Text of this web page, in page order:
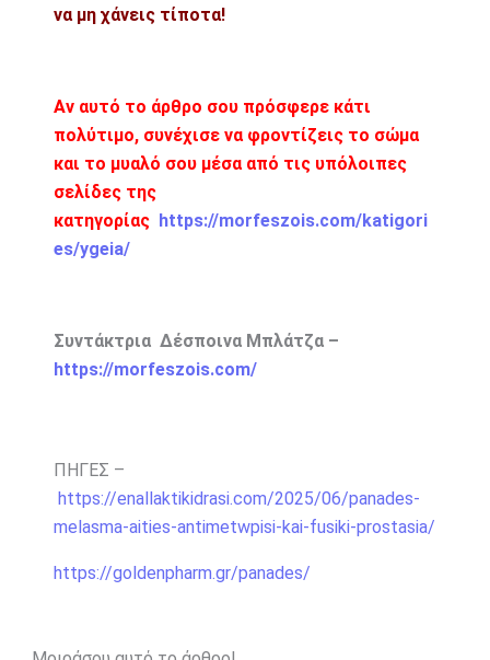
να μη χάνεις τίποτα!
Αν αυτό το άρθρο σου πρόσφερε κάτι
πολύτιμο, συνέχισε να φροντίζεις το σώμα
και το μυαλό σου μέσα από τις υπόλοιπες
σελίδες της
κατηγορίας https://morfeszois.com/katigori
es/ygeia/
Συντάκτρια Δέσποινα Μπλάτζα –
https://morfeszois.com/
ΠΗΓΕΣ –
https://enallaktikidrasi.com/2025/06/panades-
melasma-aities-antimetwpisi-kai-fusiki-prostasia/
https://goldenpharm.gr/panades/